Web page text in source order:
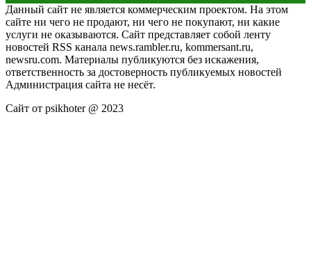
Данный сайт не является коммерческим проектом. На этом
сайте ни чего не продают, ни чего не покупают, ни какие
услуги не оказываются. Сайт представляет собой ленту
новостей RSS канала news.rambler.ru, kommersant.ru,
newsru.com. Материалы публикуются без искажения,
ответственность за достоверность публикуемых новостей
Администрация сайта не несёт.
Сайт от psikhoter @ 2023